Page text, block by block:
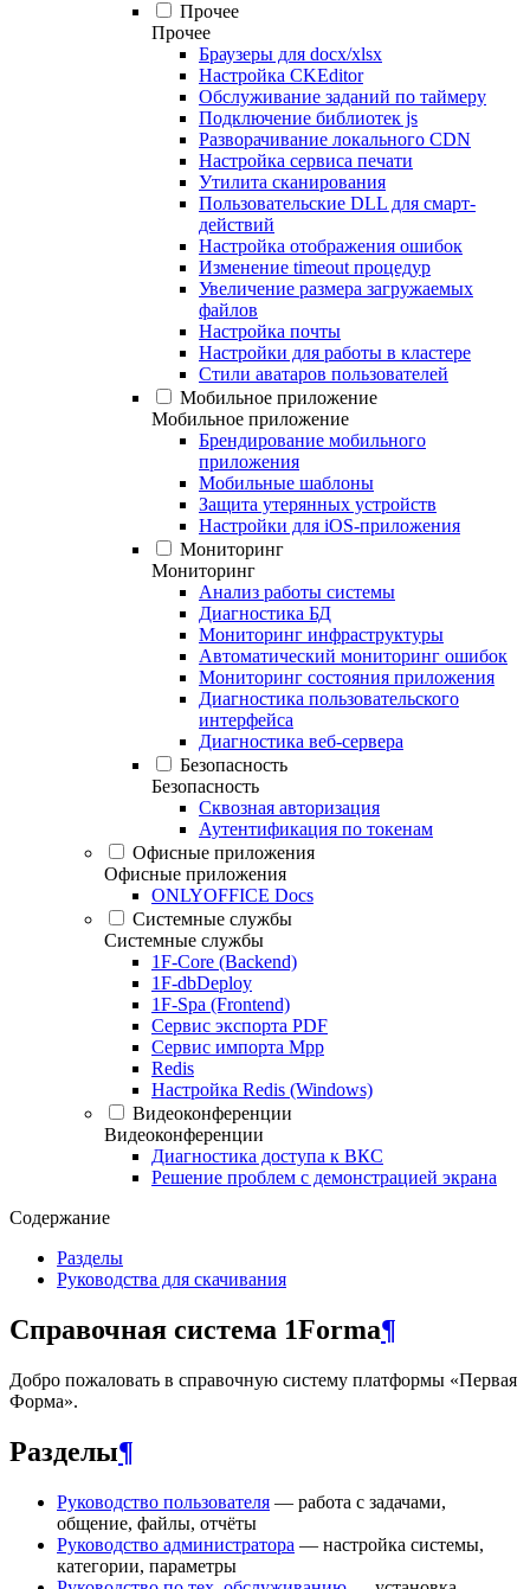
Прочее
Прочее
Браузеры для docx/xlsx
Настройка CKEditor
Обслуживание заданий по таймеру
Подключение библиотек js
Разворачивание локального CDN
Настройка сервиса печати
Утилита сканирования
Пользовательские DLL для смарт-
действий
Настройка отображения ошибок
Изменение timeout процедур
Увеличение размера загружаемых
файлов
Настройка почты
Настройки для работы в кластере
Стили аватаров пользователей
Мобильное приложение
Мобильное приложение
Брендирование мобильного
приложения
Мобильные шаблоны
Защита утерянных устройств
Настройки для iOS-приложения
Мониторинг
Мониторинг
Анализ работы системы
Диагностика БД
Мониторинг инфраструктуры
Автоматический мониторинг ошибок
Мониторинг состояния приложения
Диагностика пользовательского
интерфейса
Диагностика веб-сервера
Безопасность
Безопасность
Сквозная авторизация
Аутентификация по токенам
Офисные приложения
Офисные приложения
ONLYOFFICE Docs
Системные службы
Системные службы
1F-Core (Backend)
1F-dbDeploy
1F-Spa (Frontend)
Сервис экспорта PDF
Сервис импорта Mpp
Redis
Настройка Redis (Windows)
Видеоконференции
Видеоконференции
Диагностика доступа к ВКС
Решение проблем с демонстрацией экрана
Содержание
Разделы
Руководства для скачивания
Справочная система 1Forma¶
Добро пожаловать в справочную систему платформы «Первая
Форма».
Разделы¶
Руководство пользователя — работа с задачами,
общение, файлы, отчёты
Руководство администратора — настройка системы,
категории, параметры